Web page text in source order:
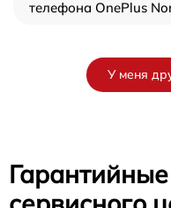
телефона OnePlus
У меня